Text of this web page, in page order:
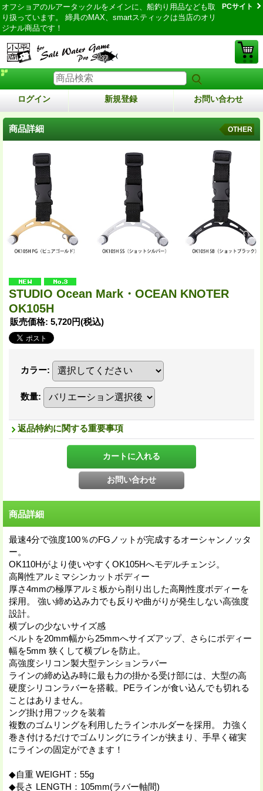
オフショアのルアータックルをメインに、船釣り用品なども取
り扱っています。 締具のMAX、smartスティックは当店のオリ
ジナル商品です！
PCサイト
ログイン 新規登録 お問い合わせ
商品詳細 OTHER
STUDIO Ocean Mark・OCEAN KNOTER
OK105H
販売価格: 5,720円(税込)
カラー:
数量:
返品特約に関する重要事項
商品詳細
最速4分で強度100％のFGノットが完成するオーシャンノッタ
ー。
OK110Hがより使いやすくOK105Hへモデルチェンジ。
高剛性アルミマシンカットボディー
厚さ4mmの極厚アルミ板から削り出した高剛性度ボディーを
採用。 強い締め込み力でも反りや曲がりが発生しない高強度
設計。
横ブレの少ないサイズ感
ベルトを20mm幅から25mmへサイズアップ、さらにボディー
幅を5mm 狭くして横ブレを防止。
高強度シリコン製大型テンションラバー
ラインの締め込み時に最も力の掛かる受け部には、大型の高
硬度シリコンラバーを搭載。PEラインが食い込んでも切れる
ことはありません。
ング掛け用フックを装着
複数のゴムリングを利用したラインホルダーを採用。 力強く
巻き付けるだけでゴムリングにラインが挟まり、手早く確実
にラインの固定ができます！
◆自重 WEIGHT：55g
◆長さ LENGTH：105mm(ラバー軸間)